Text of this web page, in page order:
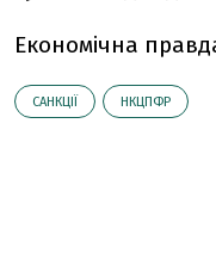
Економічна
САНКЦІЇ НКЦПФР